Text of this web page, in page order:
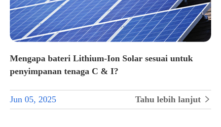
Mengapa bateri Lithium-Ion Solar sesuai untuk
penyimpanan tenaga C & I?
Jun 05, 2025 Tahu lebih lanjut 